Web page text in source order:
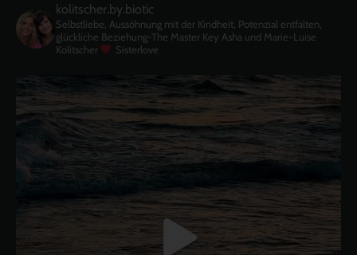
kolitscher.by.biotic
Selbstliebe, Aussöhnung mit der Kindheit, Potenzial entfalten,
glückliche Beziehung-The Master Key Asha und Marie-Luise
Kolitscher
Sisterlove